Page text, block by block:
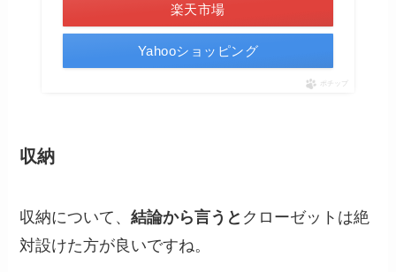
楽天市場
Yahooショッピング
ポチップ
収納
収納について、結論から言うと クローゼットは絶
対設けた方が良いですね。